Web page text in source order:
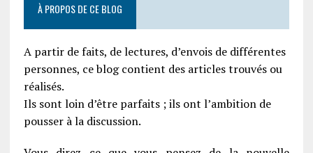
À PROPOS DE CE BLOG
A partir de faits, de lectures, d’envois de différentes
personnes, ce blog contient des articles trouvés ou
réalisés.
Ils sont loin d’être parfaits ; ils ont l’ambition de
pousser à la discussion.